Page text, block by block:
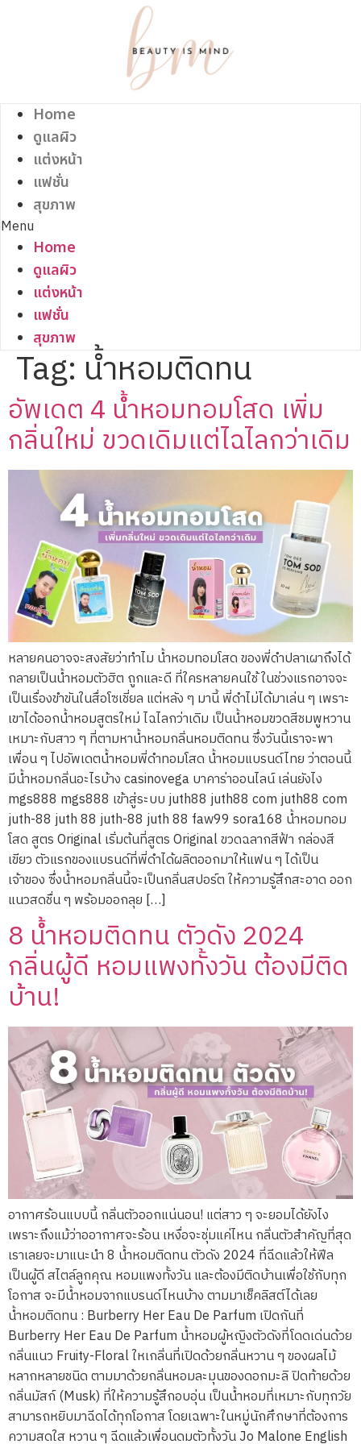
Home
ดูแลผิว
แต่งหน้า
แฟชั่น
สุขภาพ
Menu
Home
ดูแลผิว
แต่งหน้า
แฟชั่น
สุขภาพ
Tag: น้ำหอมติดทน
อัพเดต 4 น้ำหอมทอมโสด เพิ่ม
กลิ่นใหม่ ขวดเดิมแต่ไฉไลกว่าเดิม
หลายคนอาจจะสงสัยว่าทำไม น้ำหอมทอมโสด ของพี่ดำปลาเผาถึงได้
กลายเป็นน้ำหอมตัวฮิต ถูกและดี ที่ใครหลายคนใช้ ในช่วงแรกอาจจะ
เป็นเรื่องขำขันในสื่อโซเชี่ยล แต่หลัง ๆ มานี้ พี่ดำไม่ได้มาเล่น ๆ เพราะ
เขาได้ออกน้ำหอมสูตรใหม่ ไฉไลกว่าเดิม เป็นน้ำหอมขวดสีชมพูหวาน
เหมาะกับสาว ๆ ที่ตามหาน้ำหอมกลิ่นหอมติดทน ซึ่งวันนี้เราจะพา
เพื่อน ๆ ไปอัพเดตน้ำหอมพี่ดำทอมโสด น้ำหอมแบรนด์ไทย ว่าตอนนี้
มีน้ำหอมกลิ่นอะไรบ้าง casinovega บาคาร่าออนไลน์ เล่นยังไง
mgs888 mgs888 เข้าสู่ระบบ juth88 juth88 com juth88 com
juth-88 juth 88 juth-88 juth 88 faw99 sora168 น้ำหอมทอม
โสด สูตร Original เริ่มต้นที่สูตร Original ขวดฉลากสีฟ้า กล่องสี
เขียว ตัวแรกของแบรนด์ที่พี่ดำได้ผลิตออกมาให้แฟน ๆ ได้เป็น
เจ้าของ ซึ่งน้ำหอมกลิ่นนี้จะเป็นกลิ่นสปอร์ต ให้ความรู้สึกสะอาด ออก
แนวสดชื่น ๆ พร้อมออกลุย […]
8 น้ำหอมติดทน ตัวดัง 2024
กลิ่นผู้ดี หอมแพงทั้งวัน ต้องมีติด
บ้าน!
อากาศร้อนแบบนี้ กลิ่นตัวออกแน่นอน! แต่สาว ๆ จะยอมได้ยังไง
เพราะถึงแม้ว่าออากาศจะร้อน เหงื่อจะชุ่มแค่ไหน กลิ่นตัวสำคัญที่สุด
เราเลยจะมาแนะนำ 8 น้ำหอมติดทน ตัวดัง 2024 ที่ฉีดแล้วให้ฟีล
เป็นผู้ดี สไตล์ลูกคุณ หอมแพงทั้งวัน และต้องมีติดบ้านเพื่อใช้กับทุก
โอกาส จะมีน้ำหอมจากแบรนด์ไหนบ้าง ตามมาเช็คลิสต์ได้เลย
น้ำหอมติดทน : Burberry Her Eau De Parfum เปิดกันที่
Burberry Her Eau De Parfum น้ำหอมผู้หญิงตัวดังที่โดดเด่นด้วย
กลิ่นแนว Fruity-Floral ใหเกลิ่นที่เปิดด้วยกลิ่นหวาน ๆ ของผลไม้
หลากหลายชนิด ตามมาด้วยกลิ่นหอมละมุนของดอกมะลิ ปิดท้ายด้วย
กลิ่นมัสก์ (Musk) ที่ให้ความรู้สึกอบอุ่น เป็นน้ำหอมที่เหมาะกับทุกวัย
สามารถหยิบมาฉีดได้ทุกโอกาส โดยเฉพาะในหมู่นักศึกษาที่ต้องการ
ความสดใส หวาน ๆ ฉีดแล้วเพื่อนดมตัวทั้งวัน Jo Malone English